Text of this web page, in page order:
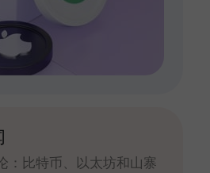
：比特币、以太坊和山寨